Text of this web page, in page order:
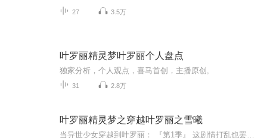
27 3.5万
叶罗丽精灵梦叶罗丽个人盘点
独家分析，个人观点，喜马首创，主播原创,
31 2.8万
叶罗丽精灵梦之穿越叶罗丽之雪曦